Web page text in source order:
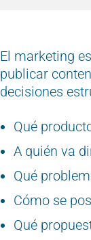
El marketing
publicar
decisiones
Qué
A quién va
Qué
Cómo se
Qué